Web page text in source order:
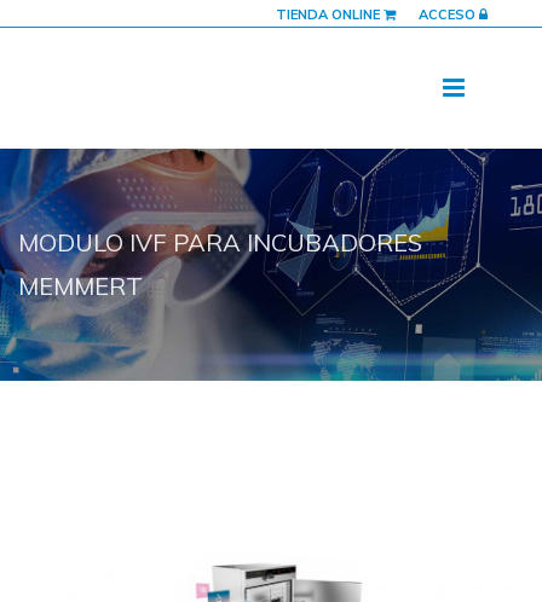
TIENDA ONLINE ACCESO
MODULO IVF PARA INCUBADORES
MEMMERT